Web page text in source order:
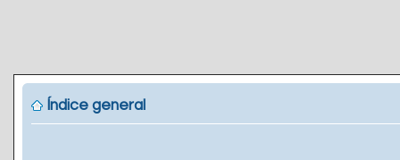
Índice general